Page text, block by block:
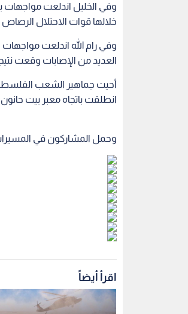
وفي الخليل اندلعت مواجهات
خلالها قوات الاحتلال الرصاص
وفي رام الله اندلعت
العديد من الإصابات وقعت
انطلقت باتجاه معبر بيت
وحمل المشاركون في
اقرأ أيضاً